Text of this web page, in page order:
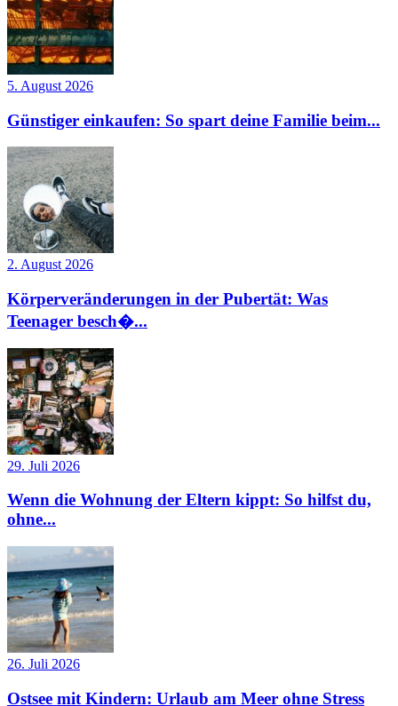
5. August 2026
Günstiger einkaufen: So spart deine Familie beim...
2. August 2026
Körperveränderungen in der Pubertät: Was
Teenager besch�...
29. Juli 2026
Wenn die Wohnung der Eltern kippt: So hilfst du,
ohne...
26. Juli 2026
Ostsee mit Kindern: Urlaub am Meer ohne Stress